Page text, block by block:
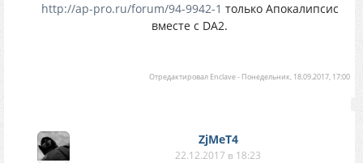
http://ap-pro.ru/forum/94-9942-1 только Апокалипсис
вместе с DA2.
Отредактировал Enclave- Понедельник, 18.09.2017, 17:00
ZjMeT4
22.12.2017 в 18:23